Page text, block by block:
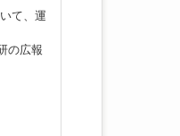
て、運
の広報